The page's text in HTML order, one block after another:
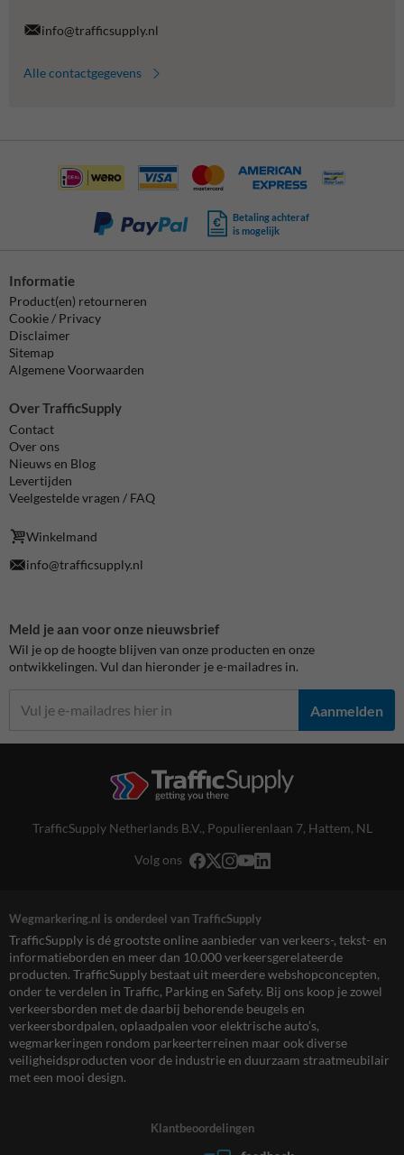
info@trafficsupply.nl
Alle contactgegevens
Betaling achteraf
is mogelijk
Informatie
Product(en) retourneren
Cookie / Privacy
Disclaimer
Sitemap
Algemene Voorwaarden
Over TrafficSupply
Contact
Over ons
Nieuws en Blog
Levertijden
Veelgestelde vragen / FAQ
Winkelmand
info@trafficsupply.nl
Meld je aan voor onze nieuwsbrief
Wil je op de hoogte blijven van onze producten en onze
ontwikkelingen. Vul dan hieronder je e-mailadres in.
Aanmelden
TrafficSupply Netherlands B.V., Populierenlaan 7, Hattem, NL
Volg ons
Wegmarkering.nl is onderdeel van TrafficSupply
TrafficSupply is dé grootste online aanbieder van verkeers-, tekst- en
informatieborden en meer dan 10.000 verkeersgerelateerde
producten. TrafficSupply bestaat uit meerdere webshopconcepten,
onder te verdelen in Traffic, Parking en Safety. Bij ons koop je zowel
verkeersborden met de daarbij behorende beugels en
verkeersbordpalen, oplaadpalen voor elektrische auto’s,
wegmarkeringen rondom parkeerterreinen maar ook diverse
veiligheidsproducten voor de industrie en duurzaam straatmeubilair
met een mooi design.
Klantbeoordelingen